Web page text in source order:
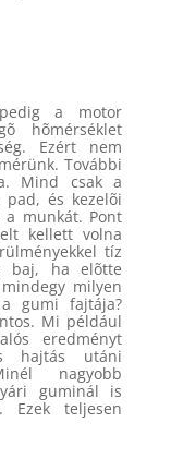
a motor
hõmérséklet
Ezért nem
További
Mind csak a
pad, és kezelõi
a munkát. Pont
kellett volna
tíz
baj, ha elõtte
milyen
gumi fajtája?
Mi például
eredményt
hajtás utáni
nagyobb
guminál is
Ezek teljesen